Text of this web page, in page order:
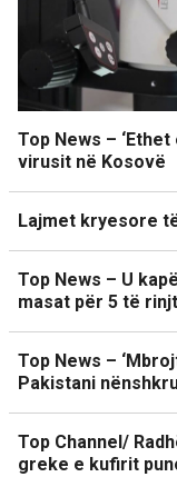
Top News –
virusit në Kosovë
Lajmet kryesore
Top News – U
masat për 5 të
Top News –
Pakistani
Top Channel/
greke e kufirit